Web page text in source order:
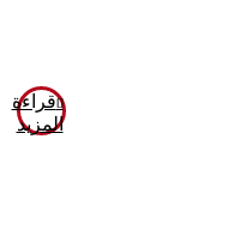
قراءة
المزيد